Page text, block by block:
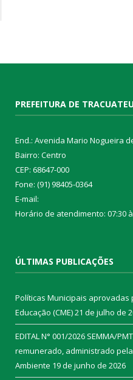
PREFEITURA DE
End.: Avenida Mario Nogueira
Bairro: Centro
CEP: 68647-000
Fone: (91) 98405-0364
E-mail:
Horário de atendimento: 07:30
ÚLTIMAS PUBLICAÇÕES
Políticas Municipais aprovadas
Educação (CME)21 de julho de
EDITAL N° 001/2026 SEMMA/
remunerado, administrado
Ambiente 19 de junho de 2026